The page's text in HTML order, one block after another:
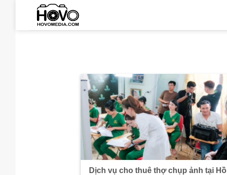
content
Dịch vụ cho thuê thợ chụp ảnh tại Hồ